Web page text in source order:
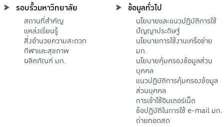
รอบรั้วมหาวิทยาลัย
สถานที่สำคัญ
แหล่งเรียนรู้
สิ่งอำนวยความสะดวก
กีฬาและสุขภาพ
ผลิตภัณฑ์ มก.
ข้อมูลทั่วไป
นโยบายและแนวปฏิบัติการใช้
ปัญญาประดิษฐ์
นโยบายการใช้งานเครือข่าย
มก.
นโยบายคุ้มครองข้อมูลส่วน
บุคคล
แนวปฏิบัติการคุ้มครองข้อมูล
ส่วนบุคคล
การเข้าใช้อินเตอร์เน็ต
ข้อปฏิบัติในการใช้ e-mail มก.
ถ่ายทอดสด